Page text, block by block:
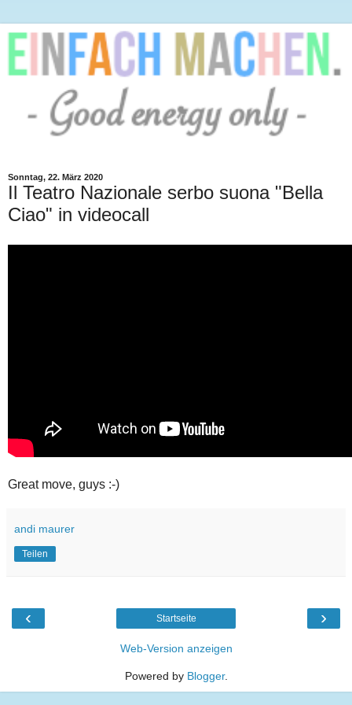
Sonntag, 22. März 2020
Il Teatro Nazionale serbo suona "Bella
Ciao" in videocall
Great move, guys :-)
andi maurer
Teilen
‹ ›
Startseite
Web-Version anzeigen
Powered by Blogger.